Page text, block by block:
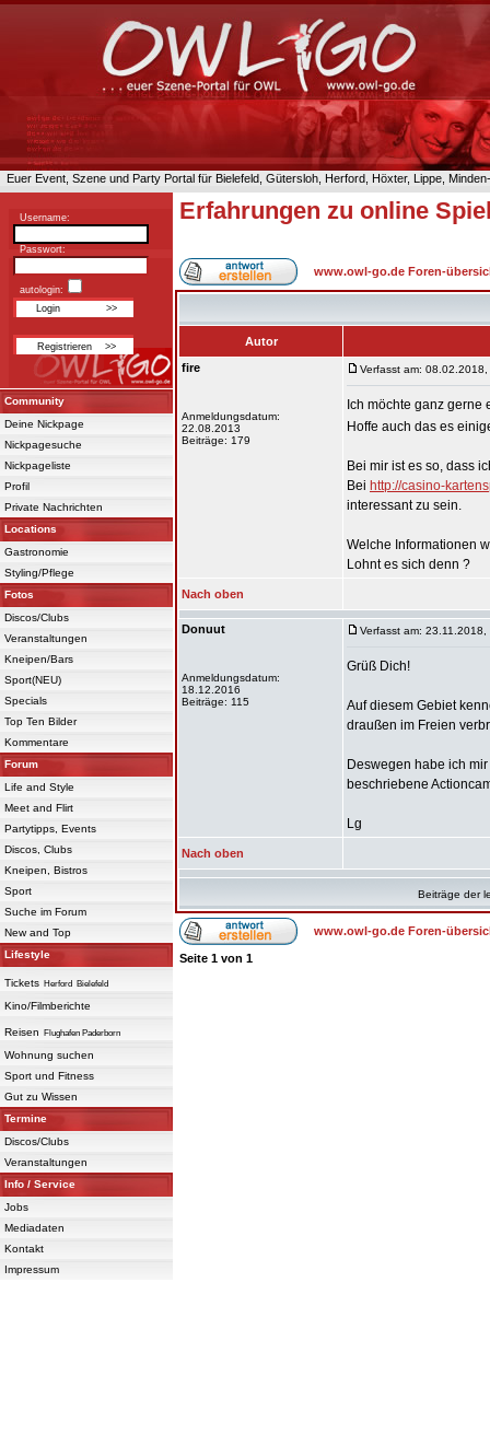
Euer Event, Szene und Party Portal für Bielefeld, Gütersloh, Herford, Höxter, Lippe,
Username:
Passwort:
autologin:
Community
Deine Nickpage
Nickpagesuche
Nickpageliste
Profil
Private Nachrichten
Locations
Gastronomie
Styling/Pflege
Fotos
Discos/Clubs
Veranstaltungen
Kneipen/Bars
Sport(NEU)
Specials
Top Ten Bilder
Kommentare
Forum
Life and Style
Meet and Flirt
Partytipps, Events
Discos, Clubs
Kneipen, Bistros
Sport
Suche im Forum
New and Top
Lifestyle
Tickets Herford Bielefeld
Kino/Filmberichte
Reisen Flughafen Paderborn
Wohnung suchen
Sport und Fitness
Gut zu Wissen
Termine
Discos/Clubs
Veranstaltungen
Info / Service
Jobs
Mediadaten
Kontakt
Impressum
Erfahrungen zu online
www.owl-go.de Foren-
Autor
fire
Anmeldungsdatum:
22.08.2013
Beiträge: 179
Verfasst am:
Ich möchte ganz
Hoffe auch das es
Bei mir ist es so, dass
Bei http://casino-
interessant zu sein.
Welche Informationen
Lohnt es sich denn ?
Nach oben
Donuut
Anmeldungsdatum:
18.12.2016
Beiträge: 115
Verfasst am: 23.11.2018,
Grüß Dich!
Auf diesem Gebiet
draußen im Freien
Deswegen habe ich
beschriebene
Lg
Nach oben
Beiträge der
www.owl-go.de Foren-
Seite 1 von 1